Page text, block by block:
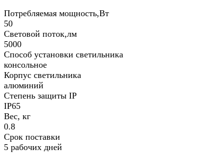
Потребляемая мощность,Вт
50
Световой поток,лм
5000
Способ установки светильника
консольное
Корпус светильника
алюминий
Степень защиты IP
IP65
Вес, кг
0.8
Срок поставки
5 рабочих дней